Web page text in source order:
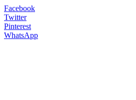
Facebook
Twitter
Pinterest
WhatsApp